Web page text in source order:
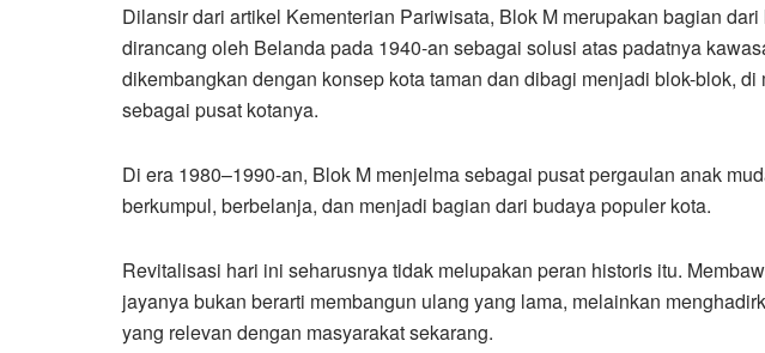
Dilansir dari artikel Kementerian Pariwisata, Blok M merupakan bagian
dirancang oleh Belanda pada 1940-an sebagai solusi atas padatnya
dikembangkan dengan konsep kota taman dan dibagi menjadi blok-blok, di
sebagai pusat kotanya.
Di era 1980–1990-an, Blok M menjelma sebagai pusat pergaulan anak
berkumpul, berbelanja, dan menjadi bagian dari budaya populer kota.
Revitalisasi hari ini seharusnya tidak melupakan peran historis itu.
jayanya bukan berarti membangun ulang yang lama, melainkan
yang relevan dengan masyarakat sekarang.